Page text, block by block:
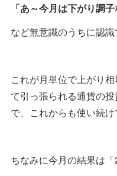
「あ～今月は下がり調子
など無意識のうちに認識
これが月単位で上がり
て引っ張られる通貨の
で、これからも使い続け
ちなみに今月の結果は「